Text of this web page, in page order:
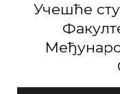
Учeшћe